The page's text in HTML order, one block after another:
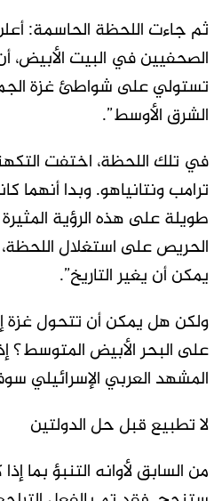
ثم جاءت اللحظة الحاسمة:
الصحفيين في البيت الأبيض،
تستولي على شواطئ غزة
الشرق الأوسط”.
في تلك اللحظة، اختفت
ترامب ونتانياهو. وبدا أنهما
طويلة على هذه الرؤية
الحريص على استغلال
يمكن أن يغير التاريخ”.
ولكن هل يمكن أن تتحول غزة
على البحر الأبيض المتوسط؟
المشهد العربي الإسرائيلي
لا تطبيع قبل حل الدولتين
من السابق لأوانه التنبؤ بما